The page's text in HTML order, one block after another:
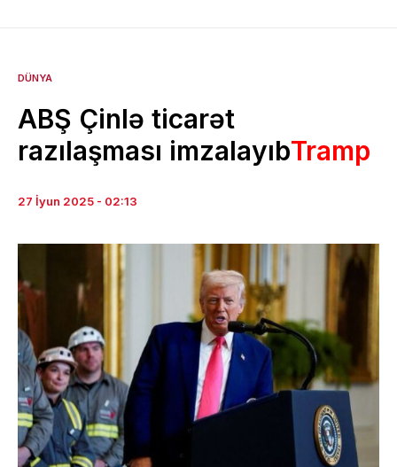
DÜNYA
ABŞ Çinlə ticarət
razılaşması imzalayıbTramp
27 İyun 2025 - 02:13